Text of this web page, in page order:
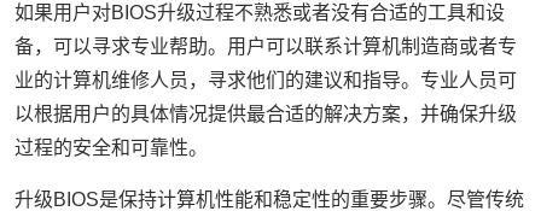
如果用户对BIOS升级过程不熟悉或者没有合适的工具和设
备，可以寻求专业帮助。用户可以联系计算机制造商或者专
业的计算机维修人员，寻求他们的建议和指导。专业人员可
以根据用户的具体情况提供最合适的解决方案，并确保升级
过程的安全和可靠性。
升级BIOS是保持计算机性能和稳定性的重要步骤。尽管传统